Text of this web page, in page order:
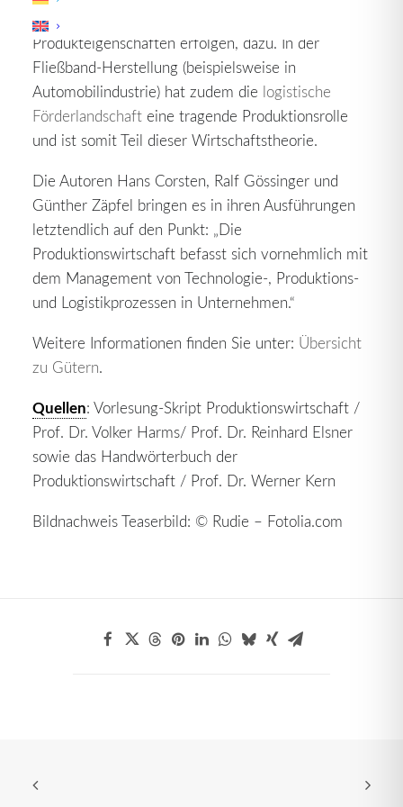
denen keine wesentlichen Veränderungen der
Produkteigenschaften erfolgen, dazu. In der
Fließband-Herstellung (beispielsweise in
Automobilindustrie) hat zudem die logistische
Förderlandschaft eine tragende Produktionsrolle
und ist somit Teil dieser Wirtschaftstheorie.
Die Autoren Hans Corsten, Ralf Gössinger und
Günther Zäpfel bringen es in ihren Ausführungen
letztendlich auf den Punkt: „Die
Produktionswirtschaft befasst sich vornehmlich mit
dem Management von Technologie-, Produktions-
und Logistikprozessen in Unternehmen.“
Weitere Informationen finden Sie unter: Übersicht
zu Gütern.
Quellen: Vorlesung-Skript Produktionswirtschaft /
Prof. Dr. Volker Harms/ Prof. Dr. Reinhard Elsner
sowie das Handwörterbuch der
Produktionswirtschaft / Prof. Dr. Werner Kern
Bildnachweis Teaserbild: © Rudie – Fotolia.com